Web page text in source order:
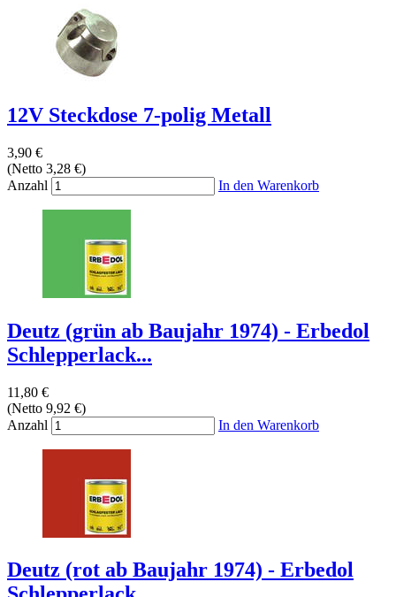
12V Steckdose 7-polig Metall
3,90 €
(Netto 3,28 €)
Anzahl
In den Warenkorb
Deutz (grün ab Baujahr 1974) - Erbedol
Schlepperlack...
11,80 €
(Netto 9,92 €)
Anzahl
In den Warenkorb
Deutz (rot ab Baujahr 1974) - Erbedol